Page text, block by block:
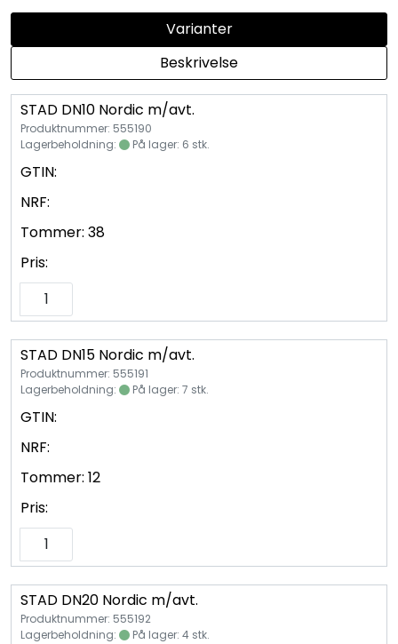
Varianter
Beskrivelse
STAD DN10 Nordic m/avt.
Produktnummer: 555190
Lagerbeholdning:
På lager: 6 stk.
GTIN:
NRF:
Tommer: 38
Pris:
STAD DN15 Nordic m/avt.
Produktnummer: 555191
Lagerbeholdning:
På lager: 7 stk.
GTIN:
NRF:
Tommer: 12
Pris:
STAD DN20 Nordic m/avt.
Produktnummer: 555192
Lagerbeholdning:
På lager: 4 stk.
Unipak
Vannprøver
Syrefast
TA-SCOPE